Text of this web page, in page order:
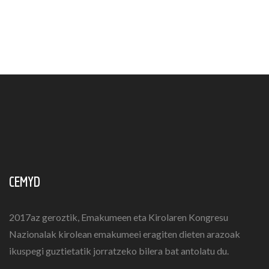
CEMYD
2017az geroztik, Emakumeen eta Kirolaren Kongresu
Nazionalak kirolean emakumeei eragiten dieten arazoak
ikuspegi guztietatik jorratzeko bilera bat antolatu du.